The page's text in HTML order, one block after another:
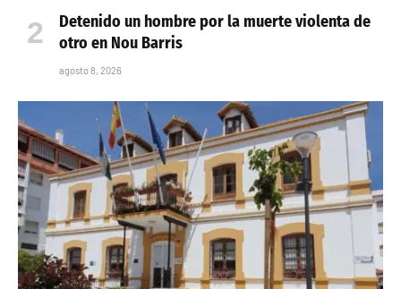
Detenido un hombre por la muerte violenta de
otro en Nou Barris
agosto 8, 2026